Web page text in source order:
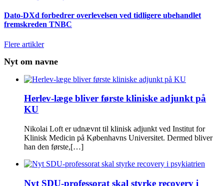
Dato-DXd forbedrer overlevelsen ved tidligere ubehandlet
fremskreden TNBC
Flere artikler
Nyt om navne
Herlev-læge bliver første kliniske adjunkt på
KU
Nikolai Loft er udnævnt til klinisk adjunkt ved Institut for
Klinisk Medicin på Københavns Universitet. Dermed bliver
han den første,[…]
Nyt SDU-professorat skal styrke recovery i